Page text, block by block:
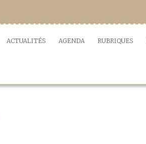
ACTUALITÉS AGENDA RUBRIQUES